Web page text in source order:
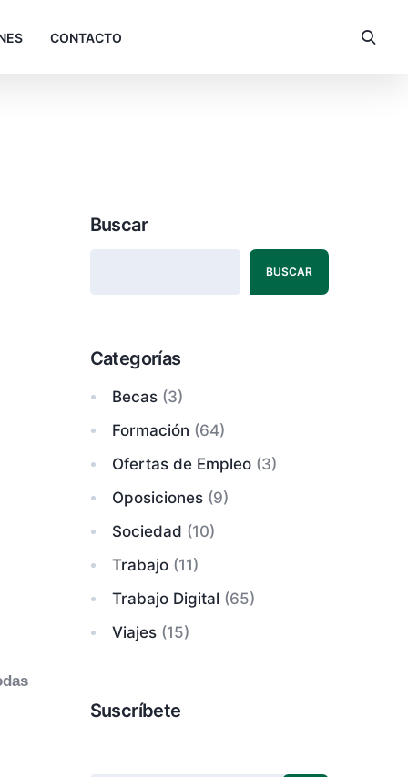
CONTACTO
Buscar
BUSCAR
Categorías
Becas(3)
Formación (64)
Ofertas de Empleo(3)
Oposiciones(9)
Sociedad (10)
Trabajo(11)
Trabajo Digital (65)
Viajes(15)
Suscríbete